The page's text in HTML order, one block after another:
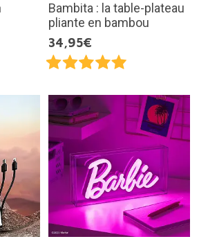
Bambita : la table-plateau
pliante en bambou
34,95€